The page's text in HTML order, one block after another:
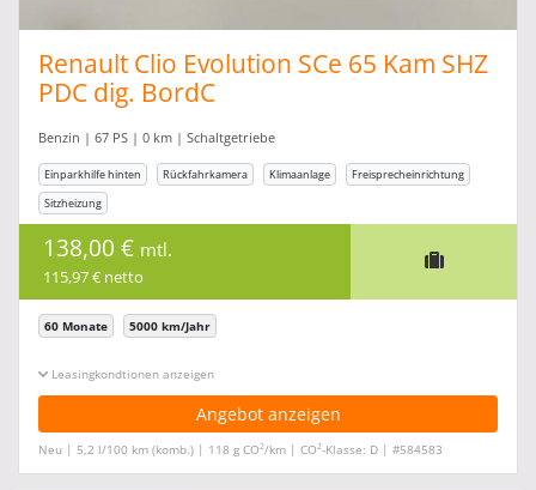
Renault Clio Evolution SCe 65 Kam SHZ
PDC dig. BordC
Benzin | 67 PS | 0 km | Schaltgetriebe
Einparkhilfe hinten Rückfahrkamera Klimaanlage
Freisprecheinrichtung
Sitzheizung
138,00 € mtl.
115,97 € netto
60 Monate 5000 km/Jahr
Leasingkonditionen ein-/ausblenden
Angebot anzeigen
Neu | 5,2 l/100 km (komb.) | 118 g CO2/km | CO2-Klasse: D | #584583